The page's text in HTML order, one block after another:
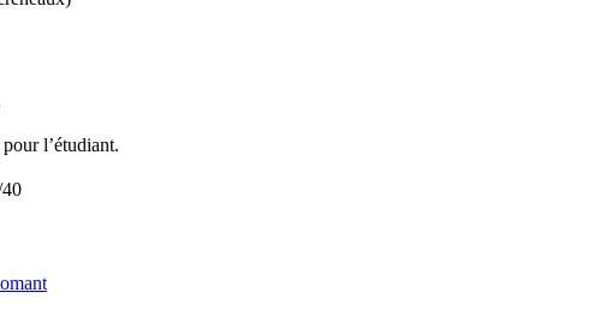
l’étudiant.
40